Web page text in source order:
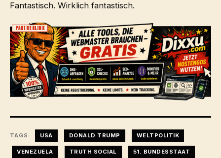
Fantastisch. Wirklich fantastisch.
PARTNERLINK
TAGS: USA DONALD TRUMP WELTPOLITIK
VENEZUELA TRUTH SOCIAL 51. BUNDESSTAAT